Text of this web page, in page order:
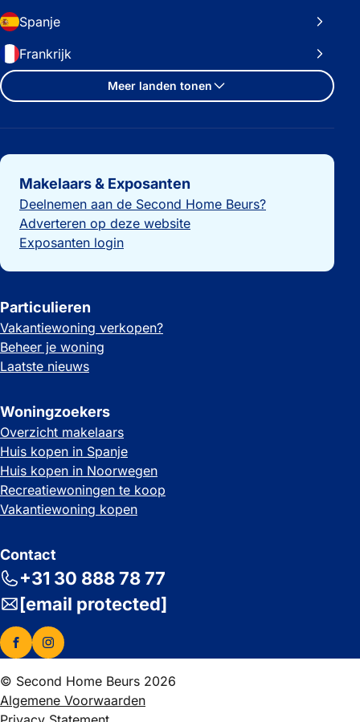
Spanje
Frankrijk
Meer landen tonen
Belangrijke links
Makelaars & Exposanten
Deelnemen aan de Second Home Beurs?
Adverteren op deze website
Exposanten login
Particulieren
Vakantiewoning verkopen?
Beheer je woning
Laatste nieuws
Woningzoekers
Overzicht makelaars
Huis kopen in Spanje
Huis kopen in Noorwegen
Recreatiewoningen te koop
Vakantiewoning kopen
Contact
+31 30 888 78 77
[email protected]
© Second Home Beurs 2026
Algemene Voorwaarden